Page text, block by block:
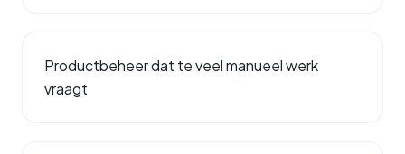
Productbeheer dat te veel manueel werk
vraagt